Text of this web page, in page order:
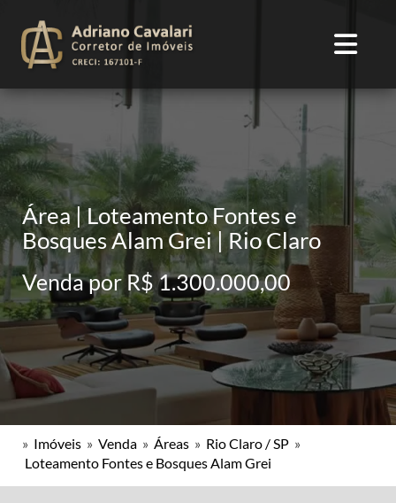
Área | Loteamento Fontes e
Bosques Alam Grei | Rio Claro
Venda por R$ 1.300.000,00
» Imóveis » Venda » Áreas » Rio Claro / SP »
Loteamento Fontes e Bosques Alam Grei